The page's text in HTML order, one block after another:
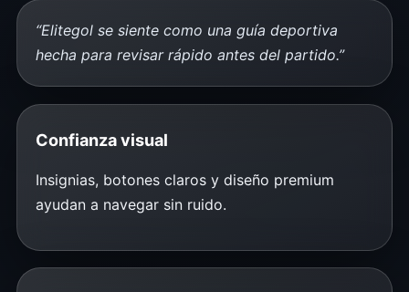
“Elitegol se siente como una guía deportiva
hecha para revisar rápido antes del partido.”
Confianza visual
Insignias, botones claros y diseño premium
ayudan a navegar sin ruido.